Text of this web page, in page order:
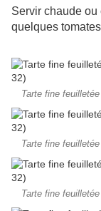
Servir chaude
quelques
Tarte fine
Tarte fine
Tarte fine